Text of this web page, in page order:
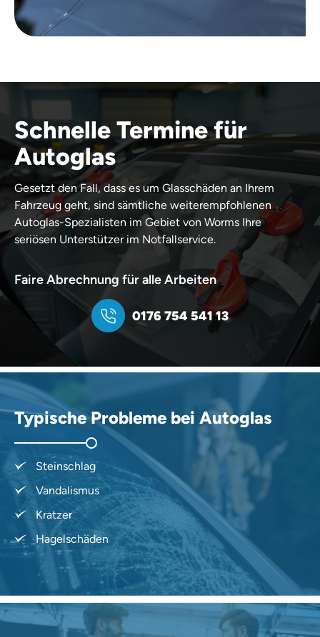
Schnelle Termine für
Autoglas
Gesetzt den Fall, dass es um Glasschäden an Ihrem
Fahrzeug geht, sind sämtliche weiterempfohlenen
Autoglas-Spezialisten im Gebiet von Worms Ihre
seriösen Unterstützer im Notfallservice.
Faire Abrechnung für alle Arbeiten
0176 754 541 13
Typische Probleme bei Autoglas
Steinschlag
Vandalismus
Kratzer
Hagelschäden